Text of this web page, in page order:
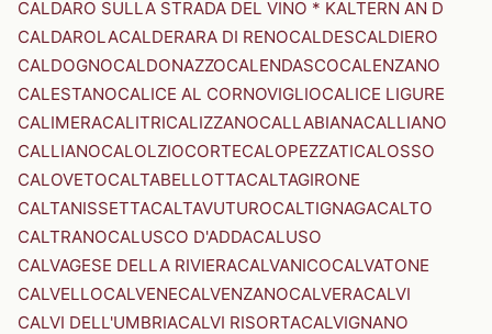
CALDARO SULLA STRADA DEL VINO * KALTERN AN D
CALDAROLACALDERARA DI RENOCALDESCALDIERO
CALDOGNOCALDONAZZOCALENDASCOCALENZANO
CALESTANOCALICE AL CORNOVIGLIOCALICE LIGURE
CALIMERACALITRICALIZZANOCALLABIANACALLIANO
CALLIANOCALOLZIOCORTECALOPEZZATICALOSSO
CALOVETOCALTABELLOTTACALTAGIRONE
CALTANISSETTACALTAVUTUROCALTIGNAGACALTO
CALTRANOCALUSCO D'ADDACALUSO
CALVAGESE DELLA RIVIERACALVANICOCALVATONE
CALVELLOCALVENECALVENZANOCALVERACALVI
CALVI DELL'UMBRIACALVI RISORTACALVIGNANO